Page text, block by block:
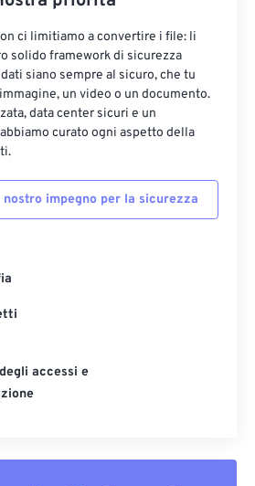
ci limitiamo a convertire i file: li
solido framework di sicurezza
siano sempre al sicuro, che tu
un video o un documento.
data center sicuri e un
curato ogni aspetto della
impegno per la sicurezza
accessi e